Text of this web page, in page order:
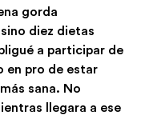
gorda
diez dietas
a participar de
en pro de estar
sana. No
llegara a ese